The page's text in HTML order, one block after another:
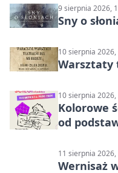
9 sierpnia 2026,
Sny o
10 sierpnia 2026,
Warsztaty
10 sierpnia 2026,
Kolorowe
od
11 sierpnia 2026,
Wernisaż